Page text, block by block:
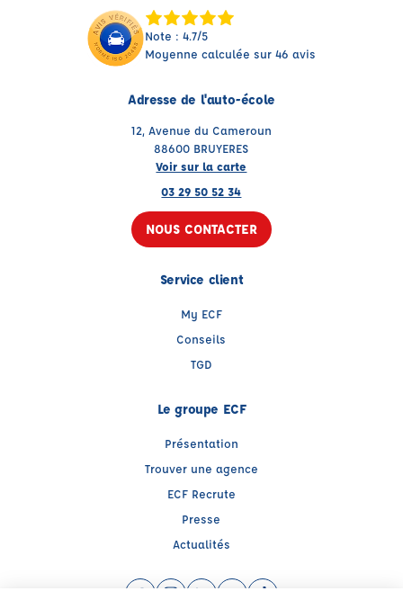
Note : 4.7/5
Moyenne calculée sur 46 avis
Adresse de l'auto-école
12, Avenue du Cameroun
88600 BRUYERES
Voir sur la carte
03 29 50 52 34
NOUS CONTACTER
Service client
My ECF
Conseils
TGD
Le groupe ECF
Présentation
Trouver une agence
ECF Recrute
Presse
Actualités